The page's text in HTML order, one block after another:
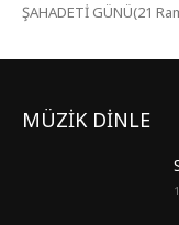
ŞAHADETİ GÜNÜ(21
MÜZİK DİNLE